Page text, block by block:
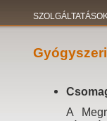
SZOLGÁLTATÁSOK
A